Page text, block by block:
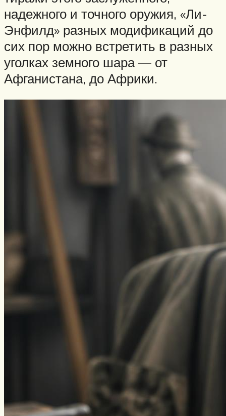
надежного и точного оружия, «Ли-
Энфилд» разных модификаций до
сих пор можно встретить в разных
уголках земного шара — от
Афганистана, до Африки.